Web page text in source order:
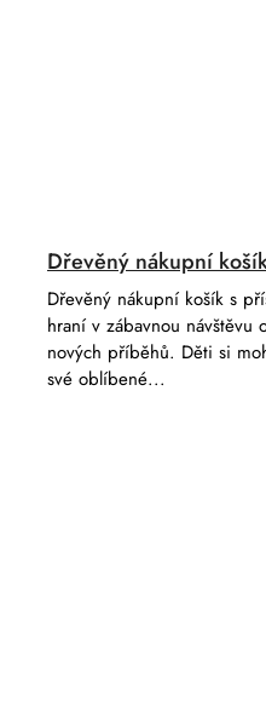
Dřevěný nákupní
Dřevěný nákupní košík s
hraní v zábavnou
nových příběhů. Děti si
své oblíbené...